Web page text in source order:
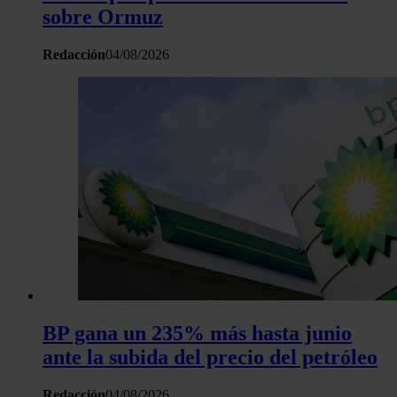
sobre Ormuz
Redacción04/08/2026
BP gana un 235% más hasta junio
ante la subida del precio del petróleo